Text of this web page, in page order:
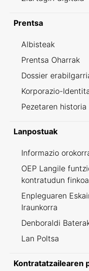
Prentsa
Albisteak
Prentsa Oharrak
Dossier
Korporazio-
Pezetaren historia
Lanpostuak
Informazio
OEP Langile
kontratudun
Enpleguaren
Iraunkorra
Denboraldi
Lan Poltsa
Kontratatzailearen